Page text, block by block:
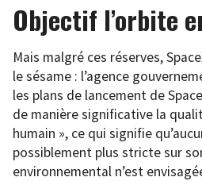
Objectif l’orbite
Mais malgré ces réserves,
le sésame : l’agence
les plans de lancement de
de manière significative la
humain », ce qui signifie
possiblement plus stricte sur
environnemental n’est